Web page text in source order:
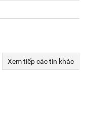
Xem tiếp các tin khác